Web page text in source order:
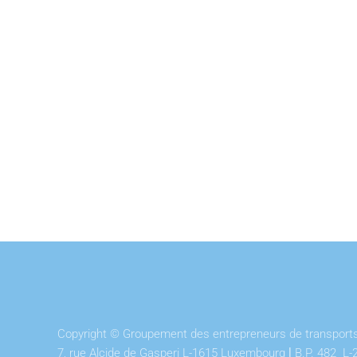
Copyright © Groupement des entrepreneurs de
7, rue Alcide de Gasperi L-1615 Luxembourg
B.P. 482 L-